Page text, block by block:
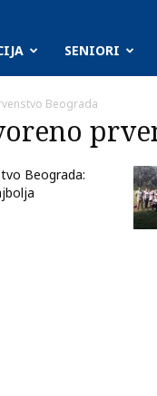
SENIORI
Beograda
Beograda: